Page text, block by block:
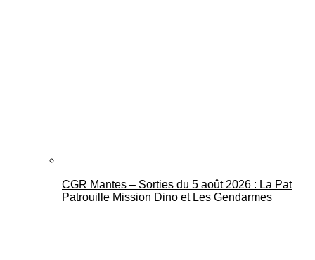
CGR Mantes – Sorties du 5 août 2026 : La Pat
Patrouille Mission Dino et Les Gendarmes